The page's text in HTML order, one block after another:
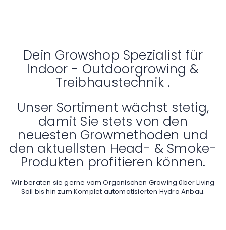
Dein Growshop Spezialist für
Indoor - Outdoorgrowing &
Treibhaustechnik .
Unser Sortiment wächst stetig,
damit Sie stets von den
neuesten Growmethoden und
den aktuellsten Head- & Smoke-
Produkten profitieren können.
Wir beraten sie gerne vom Organischen Growing über Living
Soil bis hin zum Komplet automatisierten Hydro Anbau.